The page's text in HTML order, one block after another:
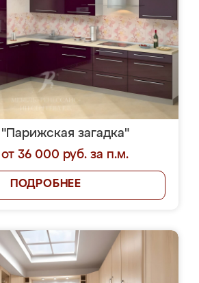
"Парижская загадка"
36 000 руб. за п.м.
ПОДРОБНЕЕ